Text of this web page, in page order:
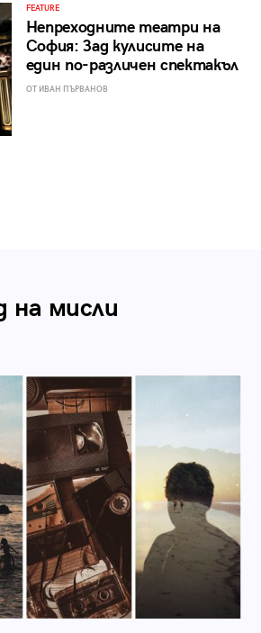
FEATURE
Непреходните театри на
София: Зад кулисите на
един по-различен спектакъл
ОТ ИВАН ПЪРВАНОВ
на мисли